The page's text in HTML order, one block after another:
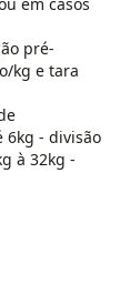
pré-
kg e tara
- divisão
à 32kg -